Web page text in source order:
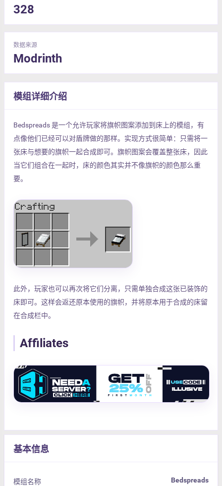
328
数据来源
Modrinth
模组详细介绍
Bedspreads 是一个允许玩家将旗帜图案添加到床上的模组，有
点像他们已经可以对盾牌做的那样。实现方式很简单：只需将一
张床与想要的旗帜一起合成即可。旗帜图案会覆盖整张床，因此
当它们组合在一起时，床的颜色其实并不像旗帜的颜色那么重
要。
此外，玩家也可以再次将它们分离，只需单独合成这张已装饰的
床即可。这样会返还原本使用的旗帜，并将原本用于合成的床留
在合成栏中。
Affiliates
基本信息
模组名称 Bedspreads